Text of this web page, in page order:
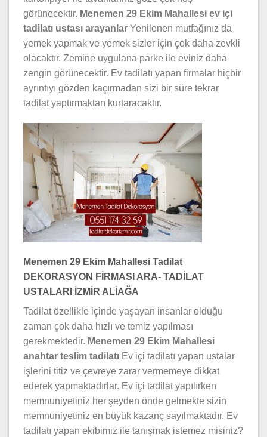
görünecektir. Menemen 29 Ekim Mahallesi ev içi
tadilatı ustası arayanlar Yenilenen mutfağınız da
yemek yapmak ve yemek sizler için çok daha zevkli
olacaktır. Zemine uygulana parke ile eviniz daha
zengin görünecektir. Ev tadilatı yapan firmalar hiçbir
ayrıntıyı gözden kaçırmadan sizi bir süre tekrar
tadilat yaptırmaktan kurtaracaktır.
Menemen 29 Ekim Mahallesi Tadilat
DEKORASYON FİRMASI ARA- TADİLAT
USTALARI İZMİR ALİAĞA
Tadilat özellikle içinde yaşayan insanlar olduğu
zaman çok daha hızlı ve temiz yapılması
gerekmektedir. Menemen 29 Ekim Mahallesi
anahtar teslim tadilatı Ev içi tadilatı yapan ustalar
işlerini titiz ve çevreye zarar vermemeye dikkat
ederek yapmaktadırlar. Ev içi tadilat yapılırken
memnuniyetiniz her şeyden önde gelmekte sizin
memnuniyetiniz en büyük kazanç sayılmaktadır. Ev
tadilatı yapan ekibimiz ile tanışmak istemez misiniz?